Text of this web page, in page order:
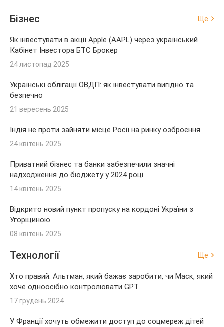
Бізнес Ще
Як інвестувати в акції Apple (AAPL) через український
Кабінет Інвестора БТС Брокер
24 листопад 2025
Українські облігації ОВДП: як інвестувати вигідно та
безпечно
21 вересень 2025
Індія не проти зайняти місце Росії на ринку озброєння
24 квітень 2025
Приватний бізнес та банки забезпечили значні
надходження до бюджету у 2024 році
14 квітень 2025
Відкрито новий пункт пропуску на кордоні України з
Угорщиною
08 квітень 2025
Технології Ще
Хто правий: Альтман, який бажає заробити, чи Маск, який
хоче одноосібно контролювати GPT
17 грудень 2024
У Франції хочуть обмежити доступ до соцмереж дітей